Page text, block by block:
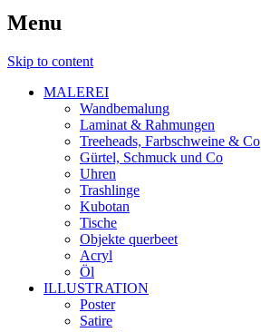
Menu
Skip to content
MALEREI
Wandbemalung
Laminat & Rahmungen
Treeheads, Farbschweine & Co
Gürtel, Schmuck und Co
Uhren
Trashlinge
Kubotan
Tische
Objekte querbeet
Acryl
Öl
ILLUSTRATION
Poster
Satire